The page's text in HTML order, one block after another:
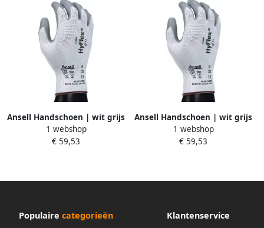
Ansell Handschoen | wit grijs
| EN 388 PSA-categorie II |
nylon m.nitrilschuim | 12
1 webshop
€ 59,53
Ansell Handschoen | wit grijs
| EN 388 PSA-categorie II |
nylon m.nitrilschuim | 12
1 webshop
€ 59,53
Populaire categorieën Klantenservice